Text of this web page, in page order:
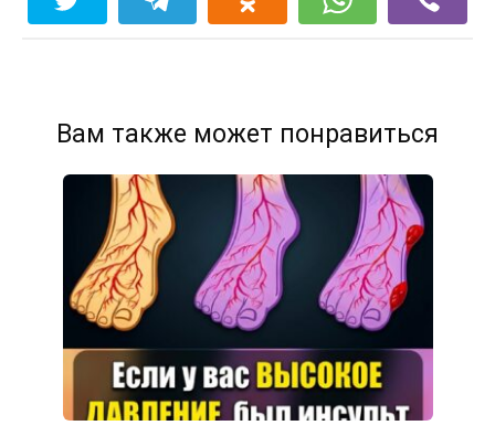
Вам также может понравиться